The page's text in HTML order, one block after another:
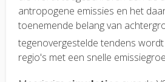
antropogene emissies en het
toenemende belang van
tegenovergestelde tendens
regio's met een snelle